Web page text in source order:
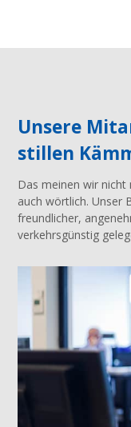
Unsere Mitarbeiter sitzen nicht im
stillen
Das meinen wir nicht
auch wörtlich. Unser
freundlicher,
verkehrsgünstig